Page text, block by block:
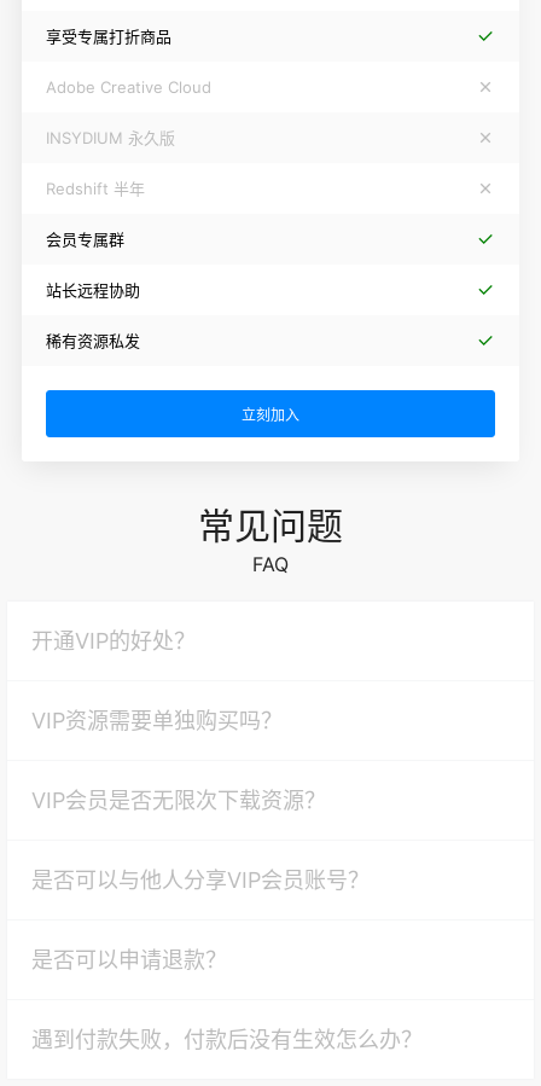
享受专属打折商品
Adobe Creative Cloud
INSYDIUM 永久版
Redshift 半年
会员专属群
站长远程协助
稀有资源私发
立刻加入
常见问题
FAQ
开通VIP的好处？
VIP资源需要单独购买吗？
VIP会员是否无限次下载资源？
是否可以与他人分享VIP会员账号？
是否可以申请退款？
遇到付款失败，付款后没有生效怎么办？